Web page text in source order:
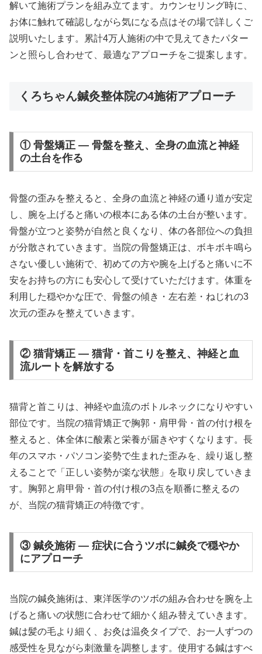
解いて施術プランを組み立てます。カウンセリング時に、
お体に触れて確認しながら気になる点はその場で詳しくご
説明いたします。累計4万人施術の中で見えてきたパター
ンと照らし合わせて、最適なアプローチをご提案します。
くろちゃん鍼灸整体院の4施術アプローチ
① 骨盤矯正 — 骨盤を整え、全身の血流と神経
の土台を作る
骨盤の歪みを整えると、全身の血流と神経の通り道が安定
し、腕を上げると痛いの根本にある体の土台が整います。
骨盤が立つと姿勢が自然と良くなり、体の各部位への負担
が分散されていきます。当院の骨盤矯正は、ボキボキ鳴ら
さない優しい施術で、初めての方や腕を上げると痛いに不
安をお持ちの方にも安心して受けていただけます。体重を
利用した穏やかな圧で、骨盤の傾き・左右差・ねじれの3
次元の歪みを整えていきます。
② 猫背矯正 — 猫背・首こりを整え、神経と血
流ルートを解放する
猫背と首こりは、神経や血流のボトルネックになりやすい
部位です。当院の猫背矯正で胸郭・肩甲骨・首の付け根を
整えると、体全体に酸素と栄養が届きやすくなります。長
年のスマホ・パソコン姿勢で生まれた歪みを、繰り返し整
えることで「正しい姿勢が楽な状態」を取り戻していきま
す。胸郭と肩甲骨・首の付け根の3点を順番に整えるの
が、当院の猫背矯正の特徴です。
③ 鍼灸施術 — 症状に合うツボに鍼灸で穏やか
にアプローチ
当院の鍼灸施術は、東洋医学のツボの組み合わせを腕を上
げると痛いの状態に合わせて細かく組み替えていきます。
鍼は髪の毛より細く、お灸は温灸タイプで、お一人ずつの
感受性を見ながら刺激量を調整します。使用する鍼はすべ